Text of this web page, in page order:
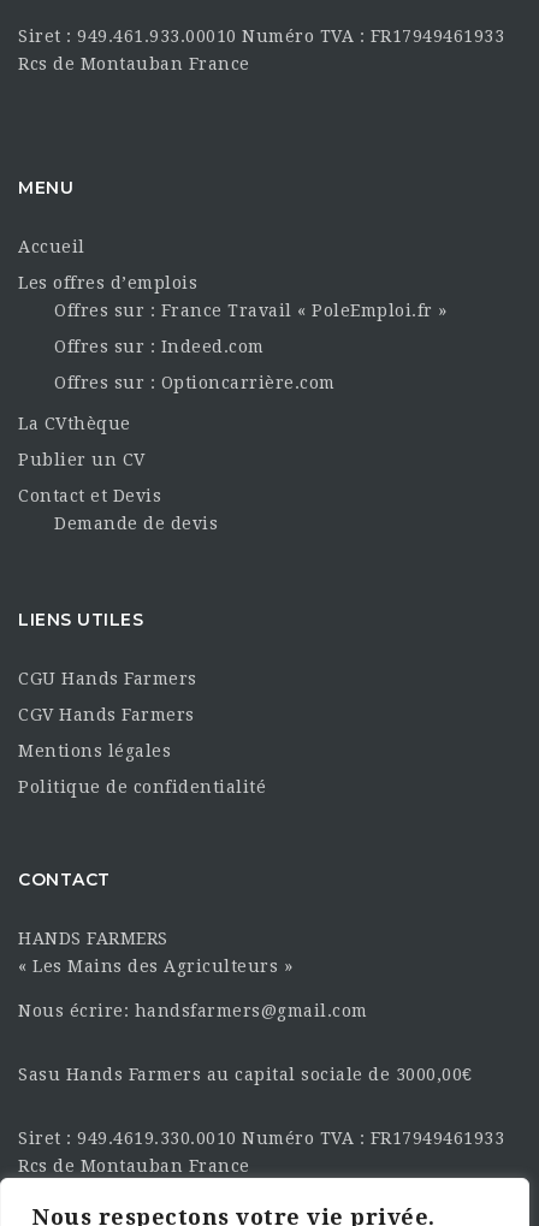
Nous respectons votre vie privée.
Siret : 949.461.933.00010 Numéro TVA : FR17949461933
Rcs de Montauban France
MENU
Accueil
Les offres d’emplois
Offres sur : France Travail « PoleEmploi.fr »
Offres sur : Indeed.com
Offres sur : Optioncarrière.com
La CVthèque
Publier un CV
Contact et Devis
Demande de devis
LIENS UTILES
CGU Hands Farmers
CGV Hands Farmers
Mentions légales
Politique de confidentialité
CONTACT
HANDS FARMERS
« Les Mains des Agriculteurs »
Nous écrire: handsfarmers@gmail.com
Sasu Hands Farmers au capital sociale de 3000,00€
Siret : 949.4619.330.0010 Numéro TVA : FR17949461933
Rcs de Montauban France